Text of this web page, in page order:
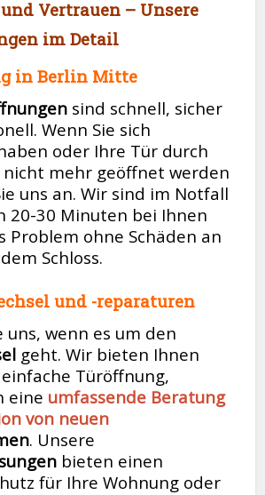
Vertrauen – Unsere
im Detail
in Berlin Mitte
sind schnell, sicher
Wenn Sie sich
oder Ihre Tür durch
mehr geöffnet werden
uns an. Wir sind im Notfall
20-30 Minuten bei Ihnen
Problem ohne Schäden an
Schloss.
und -reparaturen
uns, wenn es um den
geht. Wir bieten Ihnen
Türöffnung,
eine umfassende Beratung
von neuen
. Unsere
bieten einen
für Ihre Wohnung oder